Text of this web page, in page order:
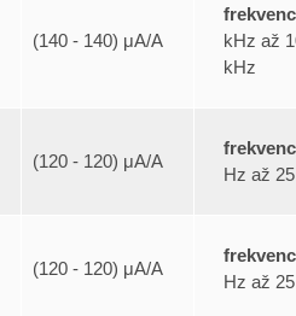
(140 - 140) μA/A
kHz až
kHz
(120 - 120) μA/A
Hz až
(120 - 120) μA/A
Hz až